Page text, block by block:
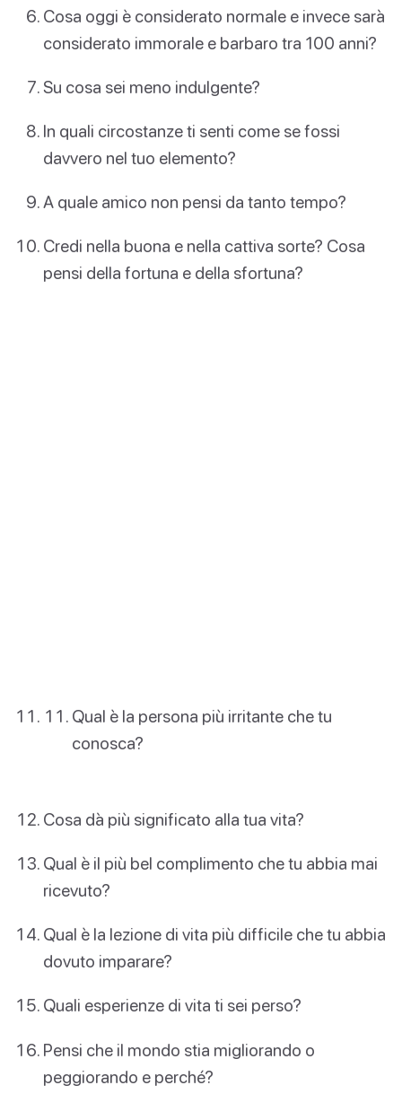
Cosa oggi è considerato normale e invece sarà
considerato immorale e barbaro tra 100 anni?
Su cosa sei meno indulgente?
In quali circostanze ti senti come se fossi
davvero nel tuo elemento?
A quale amico non pensi da tanto tempo?
Credi nella buona e nella cattiva sorte? Cosa
pensi della fortuna e della sfortuna?
Qual è la persona più irritante che tu
conosca?
Cosa dà più significato alla tua vita?
Qual è il più bel complimento che tu abbia mai
ricevuto?
Qual è la lezione di vita più difficile che tu abbia
dovuto imparare?
Quali esperienze di vita ti sei perso?
Pensi che il mondo stia migliorando o
peggiorando e perché?